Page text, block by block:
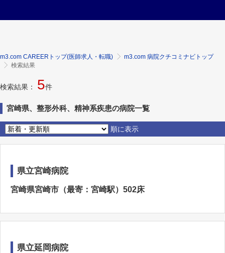
m3.com CAREERトップ(医師求人・転職)
m3.com 病院クチコミナビトップ
検索結果
検索結果： 5件
宮崎県、整形外科、精神系疾患の病院一覧
順に表示
県立宮崎病院
宮崎県宮崎市（最寄：宮崎駅）502床
県立延岡病院